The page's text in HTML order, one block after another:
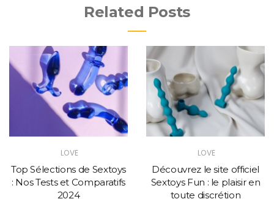
Related Posts
LOVE
Top Sélections de Sextoys
: Nos Tests et Comparatifs
2024
LOVE
Découvrez le site officiel
Sextoys Fun : le plaisir en
toute discrétion